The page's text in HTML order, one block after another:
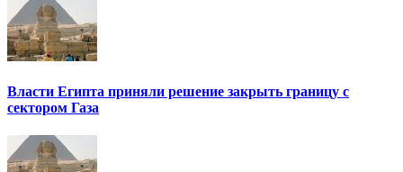
Власти Египта приняли решение закрыть границу с
сектором Газа